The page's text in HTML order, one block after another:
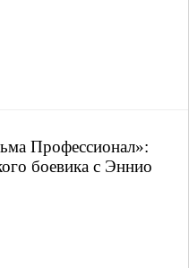
Профессионал»:
боевика с Эннио